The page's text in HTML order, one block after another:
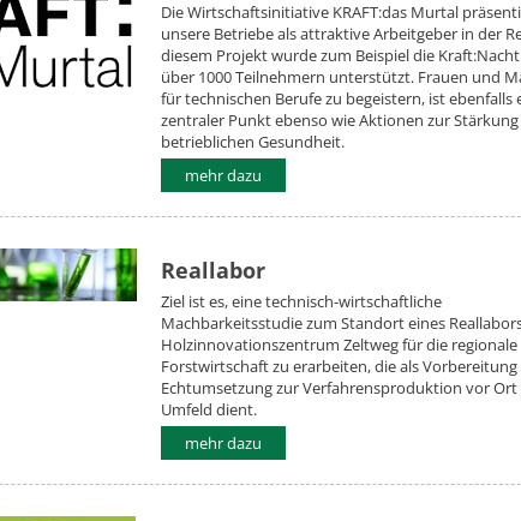
Die Wirtschaftsinitiative KRAFT:das Murtal
unsere Betriebe als attraktive Arbeitgeber in der
diesem Projekt wurde zum Beispiel die
über 1000 Teilnehmern unterstützt. Frauen und
für technischen Berufe zu begeistern, ist ebenfalls
zentraler Punkt ebenso wie Aktionen zur
betrieblichen Gesundheit.
mehr dazu
Reallabor
Ziel ist es, eine technisch-wirtschaftliche
Machbarkeitsstudie zum Standort eines
Holzinnovationszentrum Zeltweg für die regionale
Forstwirtschaft zu erarbeiten, die als Vorbereitung
Echtumsetzung zur Verfahrensproduktion vor Ort
Umfeld dient.
mehr dazu